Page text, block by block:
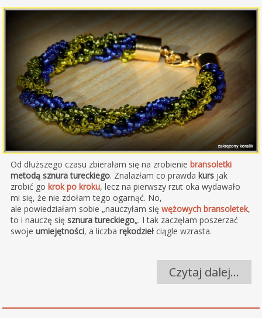
Od dłuższego czasu zbierałam się na zrobienie bransoletki
metodą sznura tureckiego. Znalazłam co prawda kursjak
zrobić go krok po kroku, lecz na pierwszy rzut oka wydawało
mi się, że nie zdołam tego ogarnąć. No,
ale powiedziałam sobie „nauczyłam się wężowych bransoletek,
to i nauczę się sznura tureckiego„. I tak zaczęłam poszerzać
swoje umiejętności, a liczba rękodziełciągle wzrasta.
Czytaj dalej…